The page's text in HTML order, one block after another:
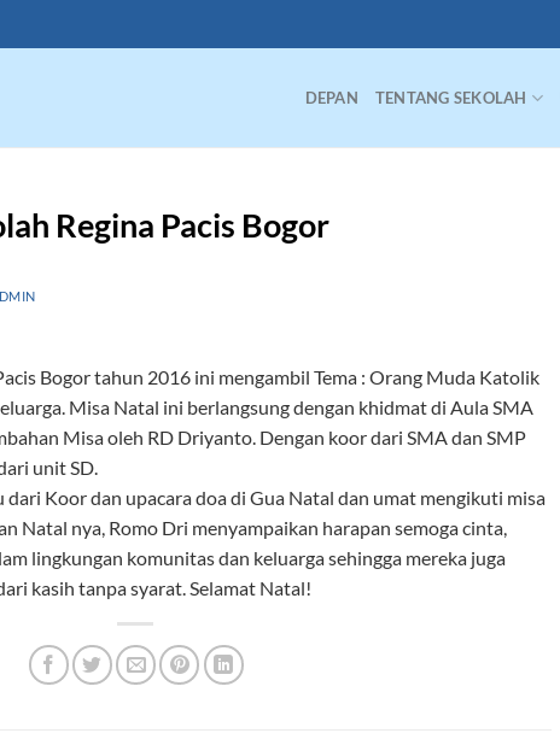
DEPAN TENTANG SEKOLAH
Regina Pacis Bogor
Bogor tahun 2016 ini mengambil Tema : Orang Muda Katolik
Misa Natal ini berlangsung dengan khidmat di Aula SMA
Misa oleh RD Driyanto. Dengan koor dari SMA dan SMP
unit SD.
Koor dan upacara doa di Gua Natal dan umat mengikuti misa
Natal nya, Romo Dri menyampaikan harapan semoga cinta,
lingkungan komunitas dan keluarga sehingga mereka juga
kasih tanpa syarat. Selamat Natal!